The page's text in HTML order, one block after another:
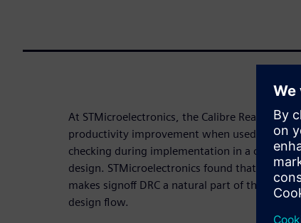
At STMicroelectronics, the Calibre RealTime
productivity improvement when used to
checking during implementation in a custom
design. STMicroelectronics found that the
makes signoff DRC a natural part of the
design flow.